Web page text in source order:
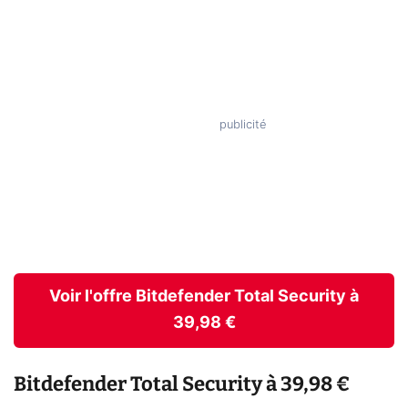
Voir l'offre Bitdefender Total Security à
39,98 €
Bitdefender Total Security à 39,98 €